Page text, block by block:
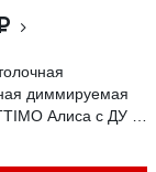
диммируемая
Алиса с ДУ 3
144Вт